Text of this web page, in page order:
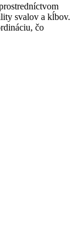
svalov a kĺbov.
čo